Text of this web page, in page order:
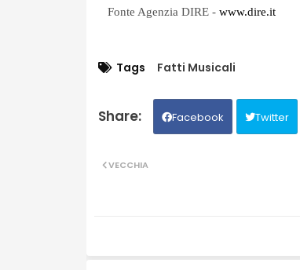
Fonte Agenzia DIRE - www.dire.it
Tags Fatti Musicali
Facebook Twitter
VECCHIA